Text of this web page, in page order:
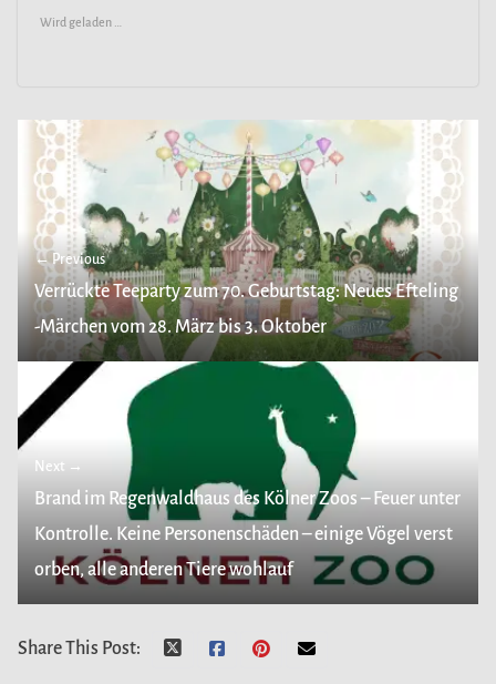
Wird geladen …
← Previous
Verrückte Teeparty zum 70. Geburtstag: Neues Efteling
-Märchen vom 28. März bis 3. Oktober
Next →
Brand im Regenwaldhaus des Kölner Zoos – Feuer unter
Kontrolle. Keine Personenschäden – einige Vögel verst
orben, alle anderen Tiere wohlauf
Share This Post: